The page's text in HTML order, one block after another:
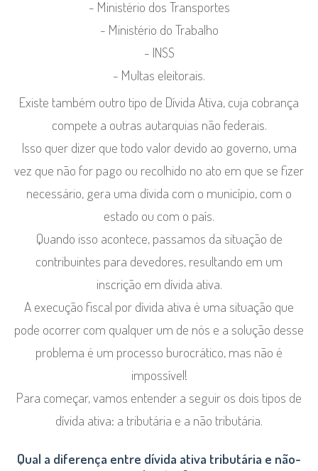
- Ministério dos Transportes
- Ministério do Trabalho
- INSS
- Multas eleitorais.
Existe também outro tipo de Dívida Ativa, cuja cobrança
compete a outras autarquias não federais.
Isso quer dizer que todo valor devido ao governo, uma
vez que não for pago ou recolhido no ato em que se fizer
necessário, gera uma dívida com o município, com o
estado ou com o país.
Quando isso acontece, passamos da situação de
contribuintes para devedores, resultando em um
inscrição em dívida ativa.
A execução fiscal por dívida ativa é uma situação que
pode ocorrer com qualquer um de nós e a solução desse
problema é um processo burocrático, mas não é
impossível!
Para começar, vamos entender a seguir os dois tipos de
dívida ativa: a tributária e a não tributária.
Qual a diferença entre dívida ativa tributária e não-